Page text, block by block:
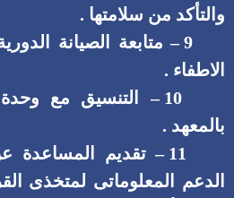
والتأكد من سلامتها .
9 – متابعة الصيانة
الاطفاء .
10 – التنسيق مع
بالمعهد .
11 – تقديم
الدعم المعلوماتى لمتخذى